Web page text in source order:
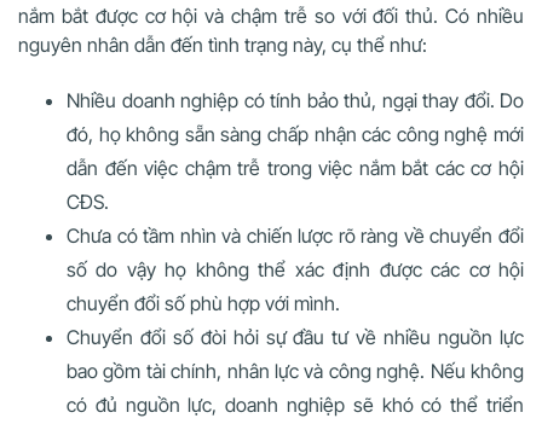
nắm bắt được cơ hội và chậm trễ so với đối thủ. Có nhiều
nguyên nhân dẫn đến tình trạng này, cụ thể như:
Nhiều doanh nghiệp có tính bảo thủ, ngại thay đổi. Do
đó, họ không sẵn sàng chấp nhận các công nghệ mới
dẫn đến việc chậm trễ trong việc nắm bắt các cơ hội
CĐS.
Chưa có tầm nhìn và chiến lược rõ ràng về chuyển đổi
số do vậy họ không thể xác định được các cơ hội
chuyển đổi số phù hợp với mình.
Chuyển đổi số đòi hỏi sự đầu tư về nhiều nguồn lực
bao gồm tài chính, nhân lực và công nghệ. Nếu không
có đủ nguồn lực, doanh nghiệp sẽ khó có thể triển